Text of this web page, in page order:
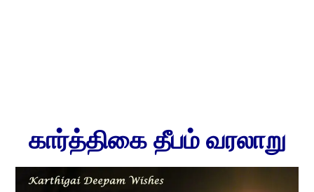
கார்த்திகை தீபம் வரலாறு